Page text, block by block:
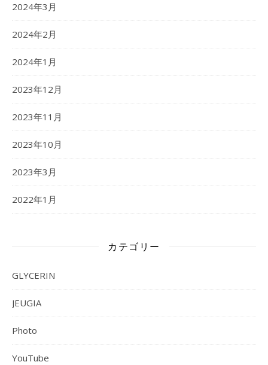
2024年3月
2024年2月
2024年1月
2023年12月
2023年11月
2023年10月
2023年3月
2022年1月
カテゴリー
GLYCERIN
JEUGIA
Photo
YouTube